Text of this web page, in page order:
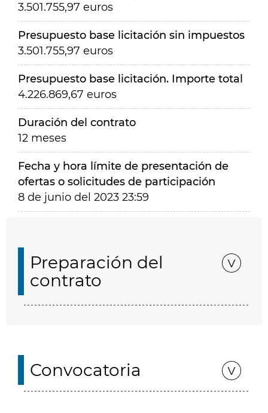
3.501.755,97 euros
Presupuesto base licitación sin impuestos
3.501.755,97 euros
Presupuesto base licitación. Importe total
4.226.869,67 euros
Duración del contrato
12 meses
Fecha y hora límite de presentación de
ofertas o solicitudes de participación
8 de junio del 2023 23:59
Preparación del
contrato
Convocatoria